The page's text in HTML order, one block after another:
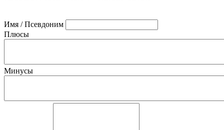
Имя / Псевдоним
Плюсы
Минусы